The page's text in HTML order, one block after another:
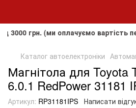
(ми оплачуємо вартість
Каталог автоелектроніки
Магнітола для Toyota
6.0.1 RedPower 31181
Артикул: RP31181IPS Написати